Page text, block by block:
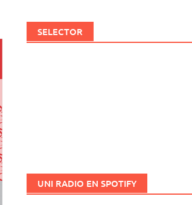
SELECTOR
UNI RADIO EN SPOTIFY